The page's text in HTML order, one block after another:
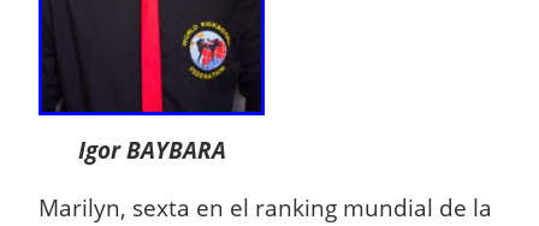
Igor BAYBARA
Marilyn, sexta en el ranking mundial de la